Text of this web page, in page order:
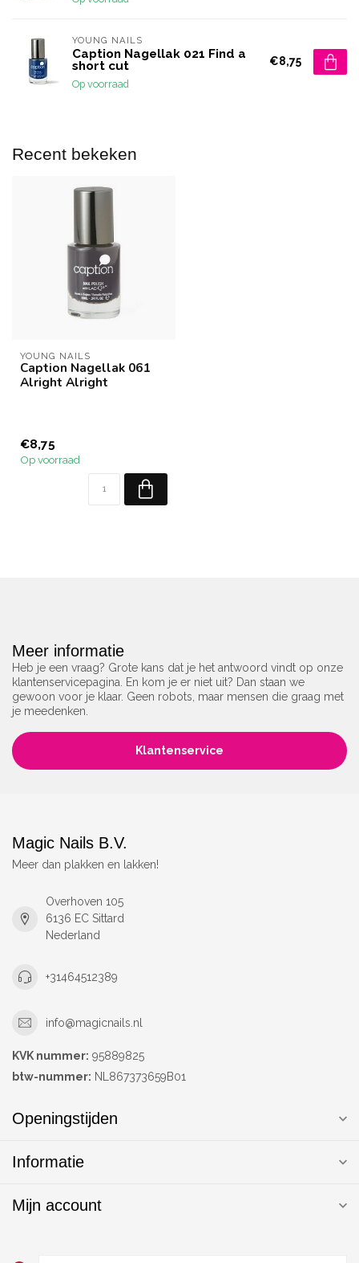
YOUNG NAILS
Caption Nagellak 021 Find a
short cut
Op voorraad
€8,75
Recent bekeken
YOUNG NAILS
Caption Nagellak 061
Alright Alright
€8,75
Op voorraad
Meer informatie
Heb je een vraag? Grote kans dat je het antwoord vindt op onze
klantenservicepagina. En kom je er niet uit? Dan staan we
gewoon voor je klaar. Geen robots, maar mensen die graag met
je meedenken.
Klantenservice
Magic Nails B.V.
Meer dan plakken en lakken!
Overhoven 105
6136 EC Sittard
Nederland
+31464512389
info@magicnails.nl
KVK nummer: 95889825
btw-nummer: NL867373659B01
Openingstijden
Informatie
Mijn account